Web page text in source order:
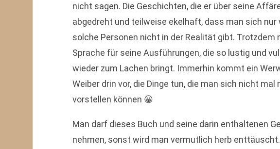
nicht sagen. Die Geschichten, die er über seine
abgedreht und teilweise ekelhaft, dass man sich nur
solche Personen nicht in der Realität gibt. Trotzdem
Sprache für seine Ausführungen, die so lustig und
wieder zum Lachen bringt. Immerhin kommt ein
Weiber drin vor, die Dinge tun, die man sich nicht
vorstellen können 😀
Man darf dieses Buch und seine darin enthaltenen
nehmen, sonst wird man vermutlich herb